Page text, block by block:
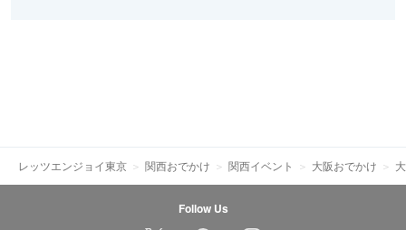
レッツエンジョイ東京 関西おでかけ 関西イベント 大阪おでかけ
Follow Us